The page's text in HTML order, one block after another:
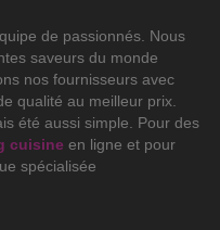
de passionnés. Nous
saveurs du monde
nos fournisseurs avec
qualité au meilleur prix.
été aussi simple. Pour des
cuisine en ligne et pour
spécialisée